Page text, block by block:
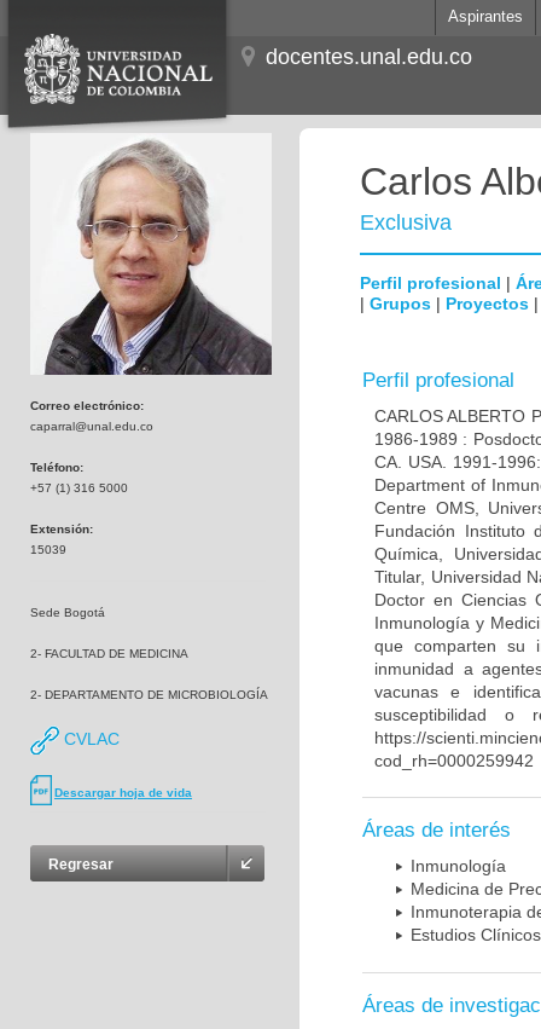
Aspirantes
docentes.unal.edu.co
Correo electrónico:
caparral@unal.edu.co
Teléfono:
+57 (1) 316 5000
Extensión:
15039
Sede Bogotá
2- FACULTAD DE MEDICINA
2- DEPARTAMENTO DE MICROBIOLOGÍA
CVLAC
Descargar hoja de vida
Regresar
Carlos
Exclusiva
Perfil profesional |
| Grupos | Proyectos
Perfil profesional
CARLOS ALBERTO
1986-1989 :
CA. USA. 1991-
Department of
Centre OMS,
Fundación Instituto
Química,
Titular, Universidad
Doctor en Ciencias
Inmunología y
que comparten su
inmunidad a
vacunas e
susceptibilidad o
https://
cod_rh=0000259942
Áreas de interés
Inmunología
Medicina de
Inmunoterapia
Estudios Clínicos
Áreas de